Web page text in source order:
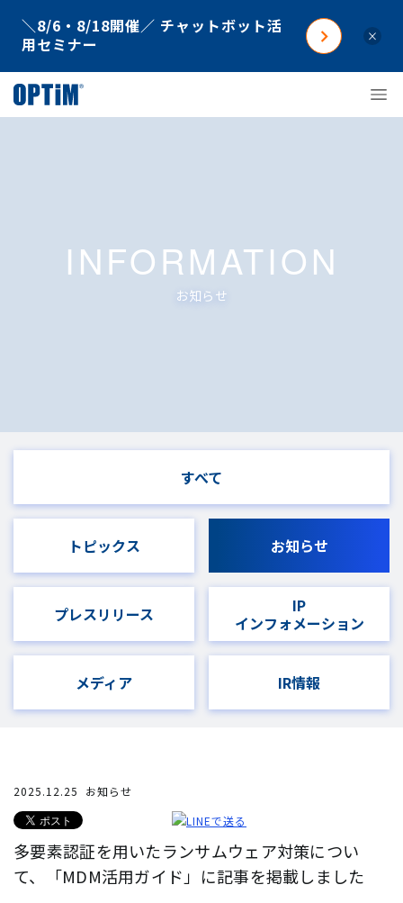
＼8/6・8/18開催／ チャットボット活
用セミナー
×
INFORMATION
お知らせ
すべて
トピックス お知らせ
プレスリリース
IP
インフォメーション
メディア IR情報
2025.12.25 お知らせ
多要素認証を用いたランサムウェア対策につい
て、「MDM活用ガイド」に記事を掲載しました